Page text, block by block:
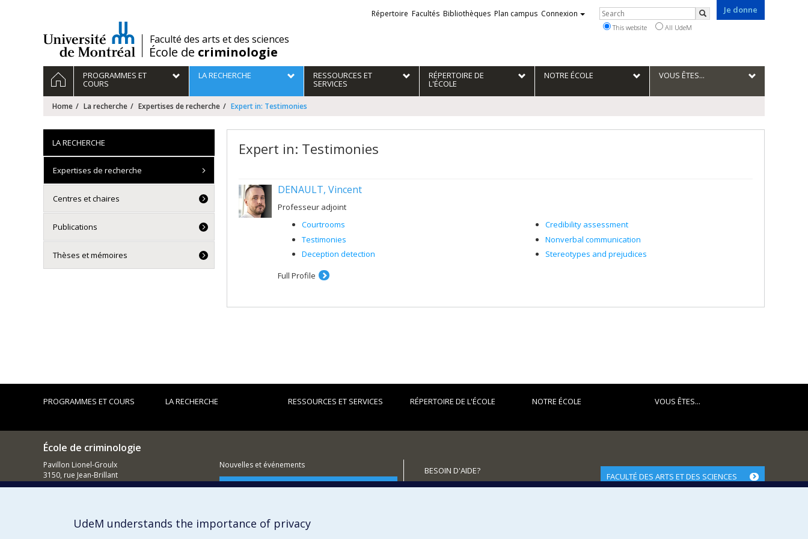
/Faculté des arts et des sciences
École de criminologie
Je donne
Liens
externes
Répertoire Facultés Bibliothèques Plan campus Connexion Rechercher
Search
This website All UdeM
Navigation
principale
HOMEPROGRAMMES ET
COURS
LA RECHERCHE RESSOURCES ET
SERVICES
RÉPERTOIRE DE
L'ÉCOLE
NOTRE ÉCOLE VOUS ÊTES...
Home La recherche Expertises de recherche Expert in: Testimonies
Expert in: Testimonies
DENAULT, Vincent
Professeur adjoint
Courtrooms
Testimonies
Deception detection
Credibility assessment
Nonverbal communication
Stereotypes and prejudices
Full Profile
LA RECHERCHE
Expertises de recherche
Centres et chaires
Publications
Thèses et mémoires
PROGRAMMES ET COURS LA RECHERCHE RESSOURCES ET SERVICES RÉPERTOIRE DE L'ÉCOLE NOTRE ÉCOLE VOUS ÊTES...
École de criminologie
Pavillon Lionel-Groulx
3150, rue Jean-Brillant
Montréal (QC)
Nouvelles et événements
Comment soutenir l'École?
BESOIN D'AIDE?
Plan du site
FACULTÉ DES ARTS ET DES SCIENCES
UdeM understands the importance of privacy